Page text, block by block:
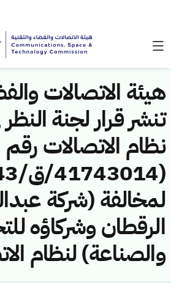
هيئة الاتصالات
تنشر قرار لجنة
نظام الاتصالات رقم
لمخالفة (شركة
الرقطان وشركاؤه
والصناعة) لنظام